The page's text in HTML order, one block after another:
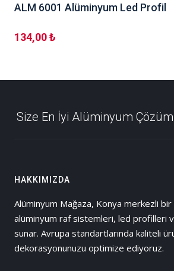
ALM 6001 Alüminyum Led Profil
134,00 ₺
Size En İyi Alüminyum
HAKKIMIZDA
Alüminyum Mağaza, Konya merkezli
alüminyum raf sistemleri, led profilleri
sunar. Avrupa standartlarında kaliteli
dekorasyonunuzu optimize ediyoruz.